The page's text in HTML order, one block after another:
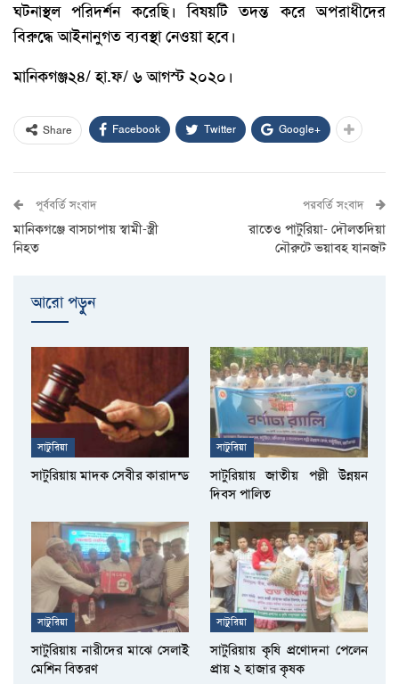
ঘটনাস্থল পরিদর্শন করেছি। বিষয়টি তদন্ত করে অপরাধীদের
বিরুদ্ধে আইনানুগত ব্যবস্থা নেওয়া হবে।
মানিকগঞ্জ২৪/ হা.ফ/ ৬ আগস্ট ২০২০।
Share Facebook Twitter Google+
পূর্ববর্তি সংবাদ
মানিকগঞ্জে বাসচাপায় স্বামী-স্ত্রী
নিহত
পরবর্তি সংবাদ
রাতেও পাটুরিয়া- দৌলতদিয়া
নৌরুটে ভয়াবহ যানজট
আরো পড়ুুন
সাটুরিয়া
সাটুরিয়ায় মাদক সেবীর কারাদন্ড
সাটুরিয়া
সাটুরিয়ায় জাতীয় পল্লী উন্নয়ন
দিবস পালিত
সাটুরিয়া
সাটুরিয়ায় নারীদের মাঝে সেলাই
মেশিন বিতরণ
সাটুরিয়া
সাটুরিয়ায় কৃষি প্রণোদনা পেলেন
প্রায় ২ হাজার কৃষক